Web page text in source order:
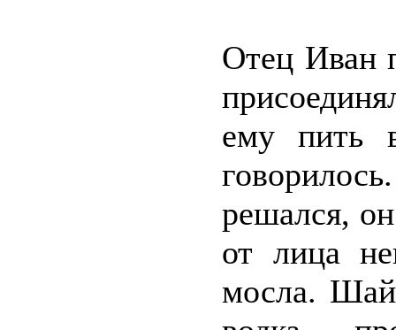
Отец Иван
ему пить
решался,
от лица
мосла.